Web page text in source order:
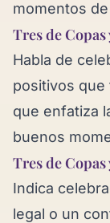
momentos
Tres de
Habla de
positivos que
que enfatiza
buenos
Tres de
Indica
legal o un